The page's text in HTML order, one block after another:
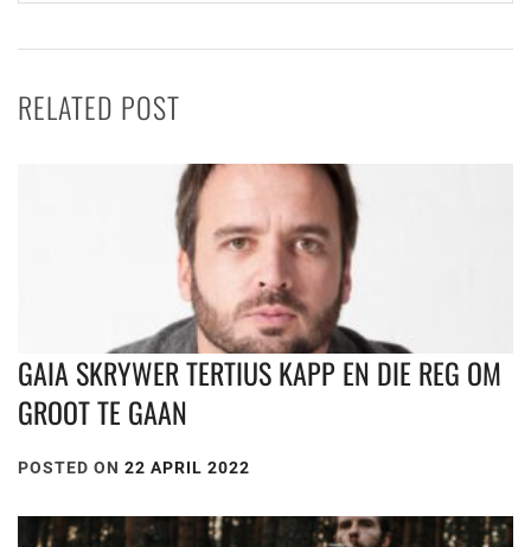
RELATED POST
GAIA SKRYWER TERTIUS KAPP EN DIE REG OM
GROOT TE GAAN
POSTED ON 22 APRIL 2022